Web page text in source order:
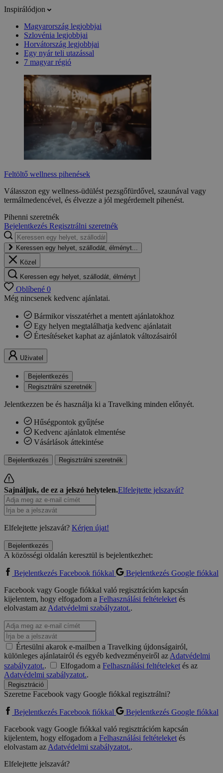
Inspirálódjon
Magyarország legjobbjai
Szlovénia legjobbjai
Horvátország legjobbjai
Egy nyár teli utazással
7 magyar régió
Feltöltő wellness pihenések
Válasszon egy wellness-üdülést pezsgőfürdővel, szaunával vagy
termálmedencével, és élvezze a jól megérdemelt pihenést.
Pihenni szeretnék
Bejelentkezés Regisztrálni szeretnék
Keressen egy helyet, szállodát, élményt...
Közel
Keressen egy helyet, szállodát, élményt
Oblíbené 0
Még nincsenek kedvenc ajánlatai.
Bármikor visszatérhet a mentett ajánlatokhoz
Egy helyen megtalálhatja kedvenc ajánlatait
Értesítéseket kaphat az ajánlatok változásairól
Uživatel
Bejelentkezés
Regisztrálni szeretnék
Jelentkezzen be és használja ki a Travelking minden előnyét.
Hűségpontok gyűjtése
Kedvenc ajánlatok elmentése
Vásárlások áttekintése
Bejelentkezés Regisztrálni szeretnék
Sajnáljuk, de ez a jelszó helytelen.Elfelejtette jelszavát?
Elfelejtette jelszavát? Kérjen újat!
Bejelentkezés
A közösségi oldalán keresztül is bejelentkezhet:
Bejelentkezés Facebook fiókkal
Bejelentkezés Google fiókkal
Facebook vagy Google fiókkal való regisztrációm kapcsán
kijelentem, hogy elfogadom a Felhasználási feltételeketés
elolvastam azAdatvédelmi szabályzatot..
Értesülni akarok e-mailben a Travelking újdonságairól,
különleges ajánlatairól és egyéb kedvezményeiről azAdatvédelmi
szabályzatot.. Elfogadom a Felhasználási feltételeketés az
Adatvédelmi szabályzatot..
Regisztráció
Szeretne Facebook vagy Google fiókkal regisztrálni?
Bejelentkezés Facebook fiókkal
Bejelentkezés Google fiókkal
Facebook vagy Google fiókkal való regisztrációm kapcsán
kijelentem, hogy elfogadom a Felhasználási feltételeketés
elolvastam azAdatvédelmi szabályzatot..
Elfelejtette jelszavát?